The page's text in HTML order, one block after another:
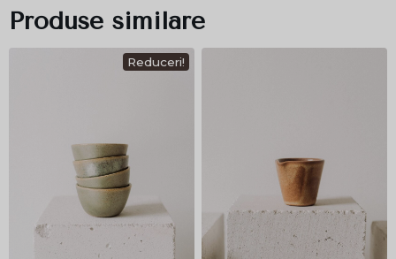
Produse similare
Reduceri!